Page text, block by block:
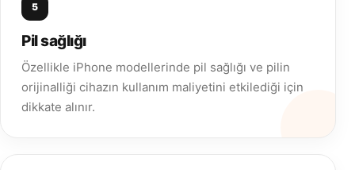
5
Pil sağlığı
Özellikle iPhone modellerinde pil sağlığı ve pilin
orijinalliği cihazın kullanım maliyetini etkilediği için
dikkate alınır.